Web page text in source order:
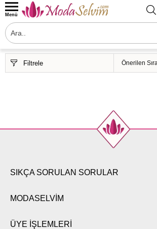
Menü
Filtrele
SIKÇA SORULAN SORULAR
MODASELVİM
ÜYE İŞLEMLERİ